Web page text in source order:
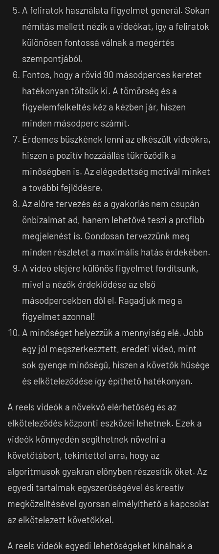
A feliratok használata figyelmet generál. Sokan
némítás mellett nézik a videókat, így a feliratok
különösen fontossá válnak a megértés
szempontjából.
Fontos, hogy a rövid 90 másodperces keretet
hatékonyan töltsük ki. A tömörség és a
figyelemfelkeltés kéz a kézben jár, hiszen
minden másodperc számít.
Érdemes büszkének lenni az elkészült videókra,
hiszen a pozitív hozzáállás tükröződik a
minőségben is. Az elégedettség motivál minket
a további fejlődésre.
Az előre tervezés és a gyakorlás nem csupán
önbizalmat ad, hanem lehetővé teszi a profibb
megjelenést is. Gondosan tervezzünk meg
minden részletet a maximális hatás érdekében.
A videó elejére különös figyelmet fordítsunk,
mivel a nézők érdeklődése az első
másodpercekben dől el. Ragadjuk meg a
figyelmet azonnal!
A minőséget helyezzük a mennyiség elé. Jobb
egy jól megszerkesztett, eredeti videó, mint
sok gyenge minőségű, hiszen a követők hűsége
és elköteleződése így építhető hatékonyan.
A reels videók a növekvő elérhetőség és az
elköteleződés központi eszközei lehetnek. Ezek a
videók könnyedén segíthetnek növelni a
követőtábort, tekintettel arra, hogy az
algoritmusok gyakran előnyben részesítik őket. Az
egyedi tartalmak egyszerűségével és kreatív
megközelítésével gyorsan elmélyíthető a kapcsolat
az elkötelezett követőkkel.
A reels videók egyedi lehetőségeket kínálnak a